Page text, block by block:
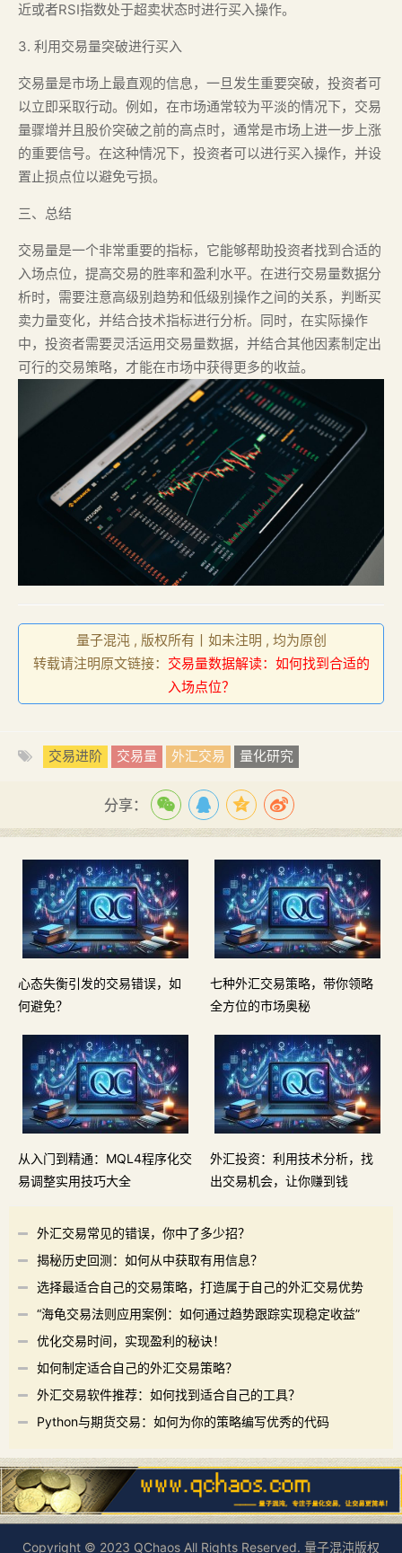
近或者RSI指数处于超卖状态时进行买入操作。
3. 利用交易量突破进行买入
交易量是市场上最直观的信息，一旦发生重要突破，投资者可
以立即采取行动。例如，在市场通常较为平淡的情况下，交易
量骤增并且股价突破之前的高点时，通常是市场上进一步上涨
的重要信号。在这种情况下，投资者可以进行买入操作，并设
置止损点位以避免亏损。
三、总结
交易量是一个非常重要的指标，它能够帮助投资者找到合适的
入场点位，提高交易的胜率和盈利水平。在进行交易量数据分
析时，需要注意高级别趋势和低级别操作之间的关系，判断买
卖力量变化，并结合技术指标进行分析。同时，在实际操作
中，投资者需要灵活运用交易量数据，并结合其他因素制定出
可行的交易策略，才能在市场中获得更多的收益。
量子混沌 , 版权所有丨如未注明 , 均为原创
转载请注明原文链接： 交易量数据解读：如何找到合适的
入场点位？
交易进阶 交易量 外汇交易 量化研究
分享：
心态失衡引发的交易错误，如
何避免？
七种外汇交易策略，带你领略
全方位的市场奥秘
从入门到精通：MQL4程序化交
易调整实用技巧大全
外汇投资：利用技术分析，找
出交易机会，让你赚到钱
外汇交易常见的错误，你中了多少招？
揭秘历史回测：如何从中获取有用信息？
选择最适合自己的交易策略，打造属于自己的外汇交易优势
“海龟交易法则应用案例：如何通过趋势跟踪实现稳定收益”
优化交易时间，实现盈利的秘诀！
如何制定适合自己的外汇交易策略？
外汇交易软件推荐：如何找到适合自己的工具？
Python与期货交易：如何为你的策略编写优秀的代码
Copyright © 2023 QChaos All Rights Reserved. 量子混沌版权